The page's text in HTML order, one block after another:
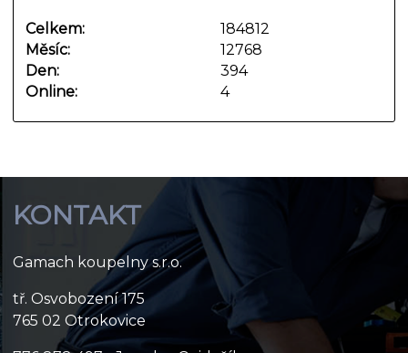
Online: 4
Celkem:
184812
Měsíc:
12768
Den:
394
KONTAKT
Gamach koupelny s.r.o.
tř. Osvobození 175
765 02 Otrokovice